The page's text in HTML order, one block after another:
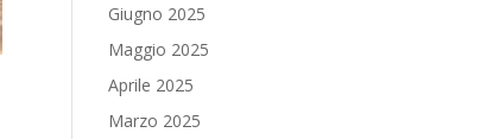
Giugno 2025
Maggio 2025
Aprile 2025
Marzo 2025